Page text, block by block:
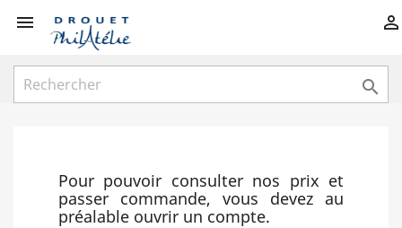
 

Pour pouvoir consulter nos prix et
passer commande, vous devez au
préalable ouvrir un compte.